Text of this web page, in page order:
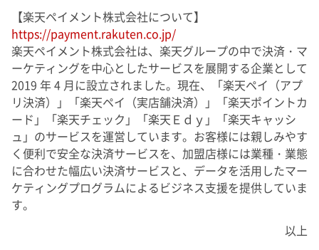
【楽天ペイメント株式会社について】
https://payment.rakuten.co.jp/
楽天ペイメント株式会社は、楽天グループの中で決済・マ
ーケティングを中心としたサービスを展開する企業として
2019 年 4 月に設立されました。現在、「楽天ペイ（アプ
リ決済）」「楽天ペイ（実店舗決済）」「楽天ポイントカ
ード」「楽天チェック」「楽天Ｅｄｙ」「楽天キャッシ
ュ」のサービスを運営しています。お客様には親しみやす
く便利で安全な決済サービスを、加盟店様には業種・業態
に合わせた幅広い決済サービスと、データを活用したマー
ケティングプログラムによるビジネス支援を提供していま
す。
以上